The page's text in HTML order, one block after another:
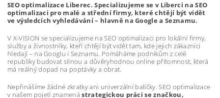
SEO optimalizace Liberec. Specializujeme se v Liberci na SEO
optimalizaci pro malé a střední firmy, které chtějí být vidět
ve výsledcích vyhledávání – hlavně na Google a Seznamu.
V X-VISION se specializujeme na SEO optimalizaci pro lokální firmy,
služby a živnostníky, kteří chtějí být vidět tam, kde jejich zákazníci
hledají – na Googlu i Seznamu. Pomáháme podnikům z celé
republiky budovat silnou a důvěryhodnou online přítomnost, která
má reálný dopad na poptávky a obrat.
Nepřinášíme žádné zkratky ani univerzální balíčky. SEO optimalizace
v našem pojetí znamenástrategickou práci se značkou,